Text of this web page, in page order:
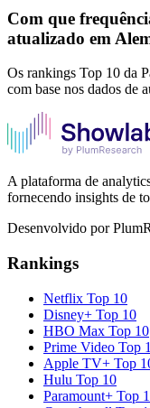
Com que
atualizado em
Os rankings Top 10 da
com base nos dados de
A plataforma de
fornecendo insights de
Desenvolvido por
Rankings
Netflix Top 10
Disney+ Top 10
HBO Max Top 10
Prime Video Top
Apple TV+ Top
Hulu Top 10
Paramount+ Top